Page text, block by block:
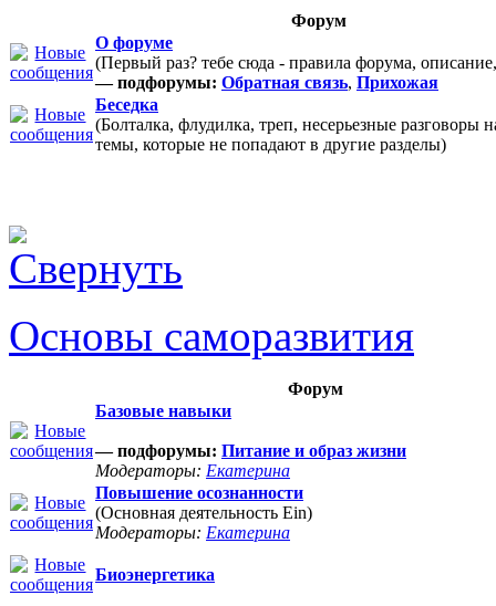
Форум
О форуме
(Первый раз? тебе сюда - правила форума,
— подфорумы: Обратная связь, Прихожая
Беседка
(Болталка, флудилка, треп, несерьезные разговоры
темы, которые не попадают в другие разделы)
Основы саморазвития
Форум
Базовые навыки
— подфорумы: Питание и образ жизни
Модераторы: Екатерина
Повышение осознанности
(Основная деятельность Ein)
Модераторы: Екатерина
Биоэнергетика